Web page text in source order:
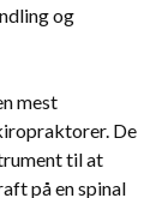
og
mest
De
til at
på en spinal